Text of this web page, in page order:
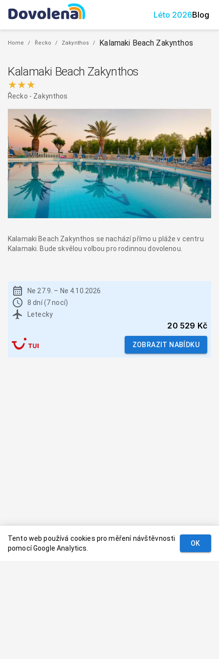
Léto 2026Blog
Home / Řecko / Zakynthos / Kalamaki Beach Zakynthos
Kalamaki Beach Zakynthos
★★★
Řecko - Zakynthos
Kalamaki Beach Zakynthos se nachází přímo u pláže v centru
Kalamaki. Bude skvělou volbou pro rodinnou dovolenou.
Ne 27.9. – Ne 4.10.2026
8 dní (7 nocí)
Letecky
20 529 Kč
ZOBRAZIT NABÍDKU
Tento web používá cookies pro měření návštěvnosti
pomocí Google Analytics.
OK